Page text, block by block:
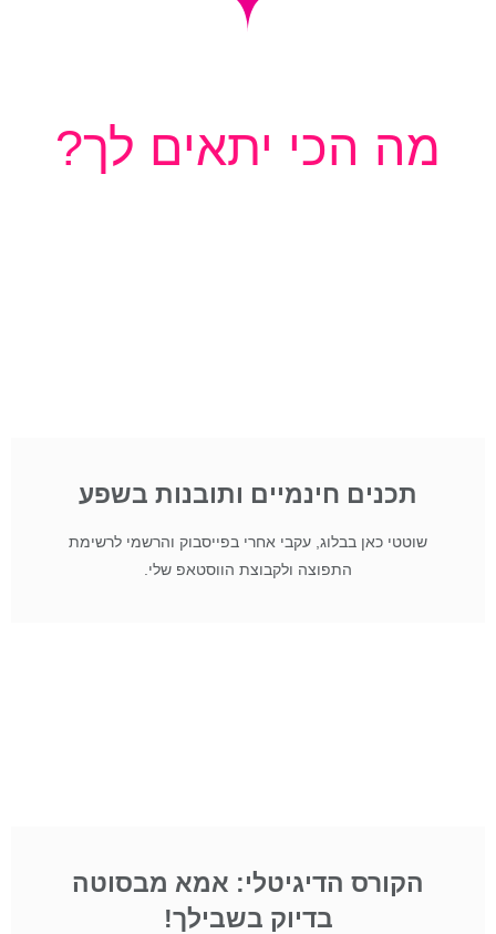
מה הכי יתאים לך?
תכנים חינמיים ותובנות בשפע
שוטטי כאן בבלוג, עקבי אחרי בפייסבוק והרשמי לרשימת
התפוצה ולקבוצת הווסטאפ שלי.
הקורס הדיגיטלי: אמא מבסוטה
בדיוק בשבילך!